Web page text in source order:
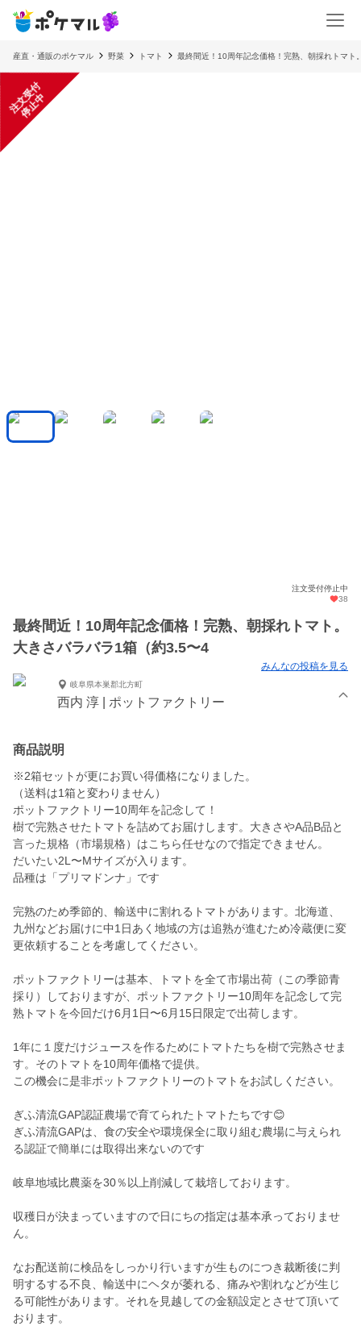
産直・通販のポケマル 野菜 トマト 最終間近！10周年記念価格！完熟、朝採れトマト
注
文
受
付
停
止
中
注文受付停止中
38
最終間近！10周年記念価格！完熟、朝採れトマト。
大きさバラバラ1箱（約3.5〜4
みんなの投稿を見る
岐阜県本巣郡北方町
西内 淳 | ポットファクトリー
商品説明
※2箱セットが更にお買い得価格になりました。
（送料は1箱と変わりません）
ポットファクトリー10周年を記念して！
樹で完熟させたトマトを詰めてお届けします。大きさやA品B品と
言った規格（市場規格）はこちら任せなので指定できません。
だいたい2L〜Mサイズが入ります。
品種は「プリマドンナ」です
完熟のため季節的、輸送中に割れるトマトがあります。北海道、
九州などお届けに中1日あく地域の方は追熟が進むため冷蔵便に変
更依頼することを考慮してください。
ポットファクトリーは基本、トマトを全て市場出荷（この季節青
採り）しておりますが、ポットファクトリー10周年を記念して完
熟トマトを今回だけ6月1日〜6月15日限定で出荷します。
1年に１度だけジュースを作るためにトマトたちを樹で完熟させま
す。そのトマトを10周年価格で提供。
この機会に是非ポットファクトリーのトマトをお試しください。
ぎふ清流GAP認証農場で育てられたトマトたちです😊
ぎふ清流GAPは、食の安全や環境保全に取り組む農場に与えられ
る認証で簡単には取得出来ないのです
岐阜地域比農薬を30％以上削減して栽培しております。
収穫日が決まっていますので日にちの指定は基本承っておりませ
ん。
なお配送前に検品をしっかり行いますが生ものにつき裁断後に判
明するする不良、輸送中にヘタが萎れる、痛みや割れなどが生じ
る可能性があります。それを見越しての金額設定とさせて頂いて
おります。